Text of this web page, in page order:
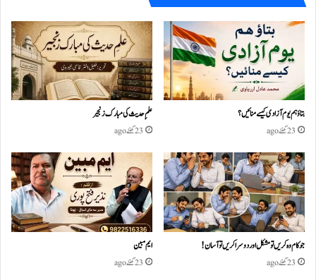
بتاؤ ہم یوم آزادی کیسے منائیں؟
23 گھنٹے ago
علمِ حدیث کی مبارک زنجیر
23 گھنٹے ago
جو کام وہ کریں تو مشکل اور دوسرا کریں تو آسان !
23 گھنٹے ago
ایم مبین
23 گھنٹے ago